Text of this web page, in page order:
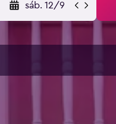
sáb. 12/9